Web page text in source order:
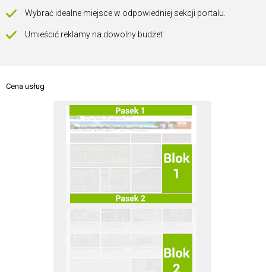
Wybrać idealne miejsce w odpowiedniej sekcji portalu.
Umieścić reklamy na dowolny budżet
Cena usług